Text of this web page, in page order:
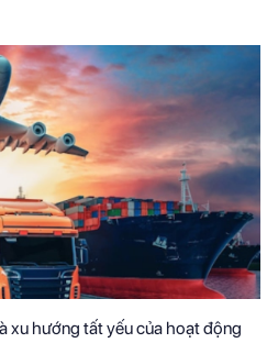
xu hướng tất yếu của hoạt động